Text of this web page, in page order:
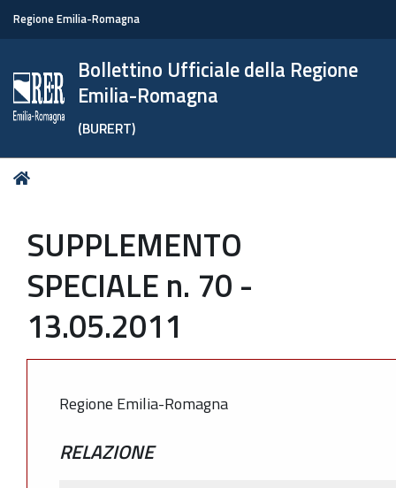
Regione Emilia-Romagna
Bollettino Ufficiale della Regione
Emilia-Romagna
(BURERT)
Tu
SUPPLEMENTO
SPECIALE n. 70 -
13.05.2011
Regione Emilia-Romagna
RELAZIONE